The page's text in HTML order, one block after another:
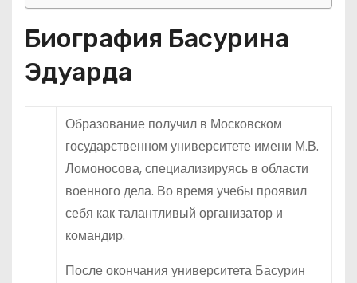
Биография Басурина
Эдуарда
Образование получил в Московском
государственном университете имени М.В.
Ломоносова, специализируясь в области
военного дела. Во время учебы проявил
себя как талантливый организатор и
командир.
После окончания университета Басурин